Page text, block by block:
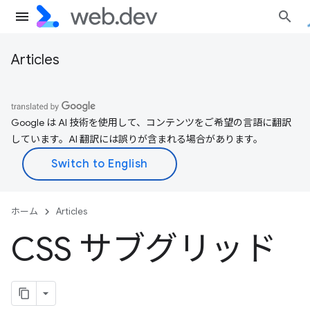
Articles
Google は AI 技術を使用して、コンテンツをご希望の言語に翻訳
しています。AI 翻訳には誤りが含まれる場合があります。
ホーム Articles
CSS サブグリッド